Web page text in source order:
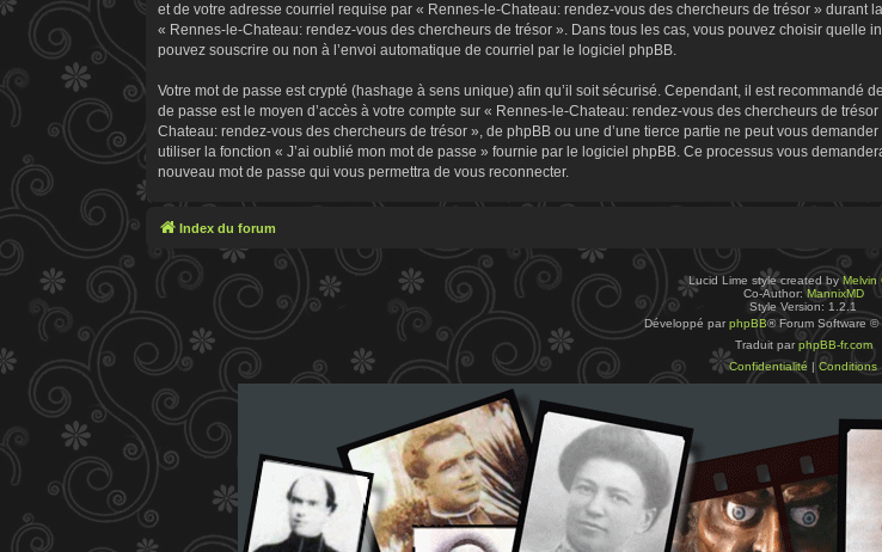
et de votre adresse courriel requise par « Rennes-le-Chateau: rendez-vous des chercheurs de trésor » durant
« Rennes-le-Chateau: rendez-vous des chercheurs de trésor ». Dans tous les cas, vous pouvez choisir quelle
pouvez souscrire ou non à l’envoi automatique de courriel par le logiciel phpBB.
Votre mot de passe est crypté (hashage à sens unique) afin qu’il soit sécurisé. Cependant, il est recommandé
de passe est le moyen d’accès à votre compte sur « Rennes-le-Chateau: rendez-vous des chercheurs de
Chateau: rendez-vous des chercheurs de trésor », de phpBB ou une d’une tierce partie ne peut vous
utiliser la fonction « J’ai oublié mon mot de passe » fournie par le logiciel phpBB. Ce processus vous
nouveau mot de passe qui vous permettra de vous reconnecter.
Index du forum
Lucid Lime style created byMelvin
Co-Author: MannixMD
Style Version: 1.2.1
Développé par phpBB® Forum Software ©
Traduit par phpBB-fr.com
Confidentialité | Conditions